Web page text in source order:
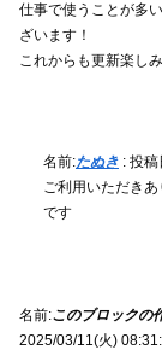
仕事で使うことが多
ざいます！
これからも更新楽し
名前:たぬき : 投稿
ご利用いただき
です
名前:このブロックの
2025/03/11(火)